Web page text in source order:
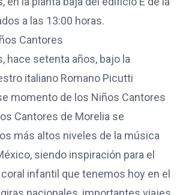
a las 13:00 horas.
Cantores
hace setenta años, bajo la
italiano Romano Picutti
momento de los Niños Cantores
Cantores de Morelia se
más altos niveles de la música
siendo inspiración para el
infantil que tenemos hoy en el